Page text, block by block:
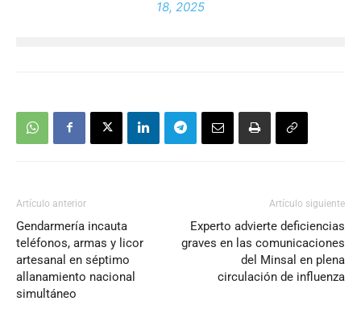
18, 2025
Artículo anterior
Gendarmería incauta
teléfonos, armas y licor
artesanal en séptimo
allanamiento nacional
simultáneo
Artículo siguiente
Experto advierte deficiencias
graves en las comunicaciones
del Minsal en plena
circulación de influenza